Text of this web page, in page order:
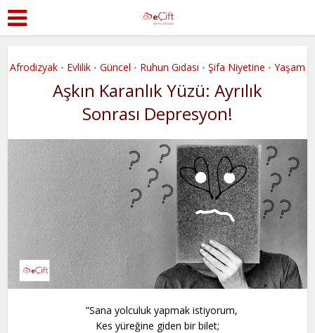
Afrodizyak • Evlilik • Güncel • Ruhun Gıdası • Şifa Niyetine • Yaşam
Aşkın Karanlık Yüzü: Ayrılık
Sonrası Depresyon!
”Sana yolculuk yapmak istiyorum,
Kes yüreğine giden bir bilet;